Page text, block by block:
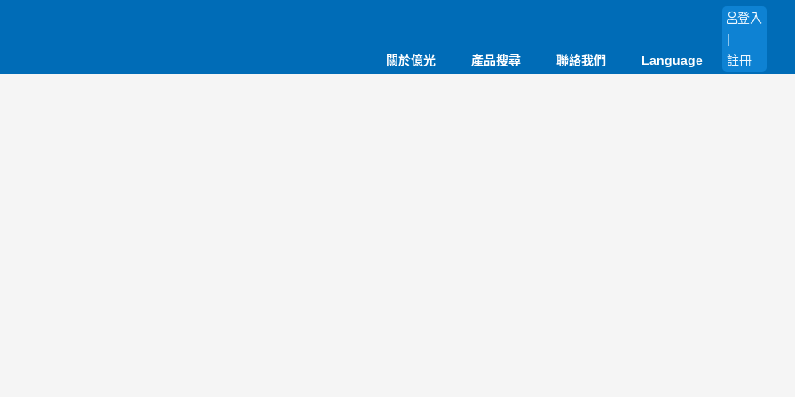
關於億光 產品搜尋 聯絡我們 Language
登入
|
註冊